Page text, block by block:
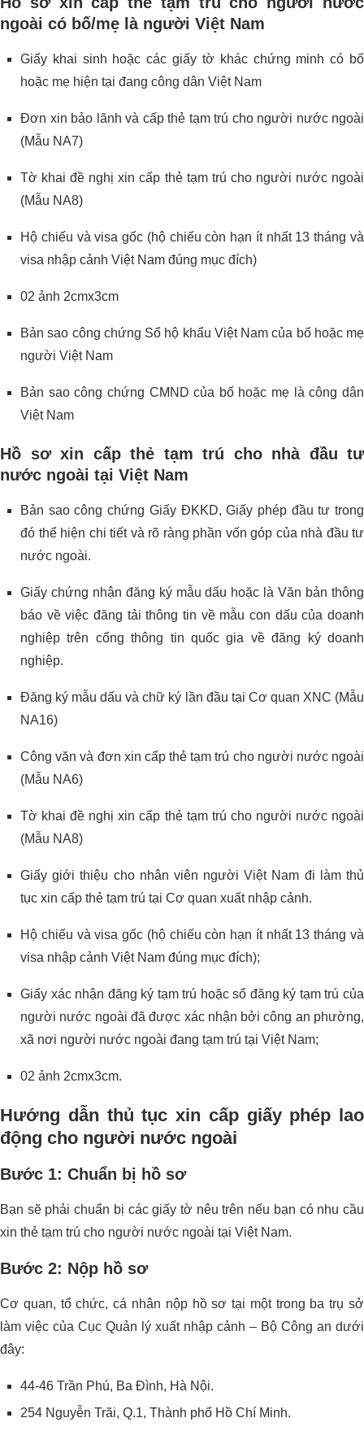
ngoài có bố/mẹ là người Việt Nam
Giấy khai sinh hoặc các giấy tờ khác chứng minh có bố
hoặc mẹ hiện tại đang công dân Việt Nam
Đơn xin bảo lãnh và cấp thẻ tạm trú cho người nước ngoài
(Mẫu NA7)
Tờ khai đề nghị xin cấp thẻ tạm trú cho người nước ngoài
(Mẫu NA8)
Hộ chiếu và visa gốc (hộ chiếu còn hạn ít nhất 13 tháng và
visa nhập cảnh Việt Nam đúng mục đích)
02 ảnh 2cmx3cm
Bản sao công chứng Sổ hộ khẩu Việt Nam của bố hoặc mẹ
người Việt Nam
Bản sao công chứng CMND của bố hoặc mẹ là công dân
Việt Nam
Hồ sơ xin cấp thẻ tạm trú cho nhà đầu tư
nước ngoài tại Việt Nam
Bản sao công chứng Giấy ĐKKD, Giấy phép đầu tư trong
đó thể hiện chi tiết và rõ ràng phần vốn góp của nhà đầu tư
nước ngoài.
Giấy chứng nhận đăng ký mẫu dấu hoặc là Văn bản thông
báo về việc đăng tải thông tin về mẫu con dấu của doanh
nghiệp trên cổng thông tin quốc gia về đăng ký doanh
nghiệp.
Đăng ký mẫu dấu và chữ ký lần đầu tại Cơ quan XNC (Mẫu
NA16)
Công văn và đơn xin cấp thẻ tạm trú cho người nước ngoài
(Mẫu NA6)
Tờ khai đề nghị xin cấp thẻ tạm trú cho người nước ngoài
(Mẫu NA8)
Giấy giới thiệu cho nhân viên người Việt Nam đi làm thủ
tục xin cấp thẻ tạm trú tại Cơ quan xuất nhập cảnh.
Hộ chiếu và visa gốc (hộ chiếu còn hạn ít nhất 13 tháng và
visa nhập cảnh Việt Nam đúng mục đích);
Giấy xác nhận đăng ký tạm trú hoặc sổ đăng ký tạm trú của
người nước ngoài đã được xác nhận bởi công an phường,
xã nơi người nước ngoài đang tạm trú tại Việt Nam;
02 ảnh 2cmx3cm.
Hướng dẫn thủ tục xin cấp giấy phép lao
động cho người nước ngoài
Bước 1: Chuẩn bị hồ sơ
Bạn sẽ phải chuẩn bị các giấy tờ nêu trên nếu bạn có nhu cầu
xin thẻ tạm trú cho người nước ngoài tại Việt Nam.
Bước 2: Nộp hồ sơ
Cơ quan, tổ chức, cá nhân nộp hồ sơ tại một trong ba trụ sở
làm việc của Cục Quản lý xuất nhập cảnh – Bộ Công an dưới
đây:
44-46 Trần Phú, Ba Đình, Hà Nội.
254 Nguyễn Trãi, Q.1, Thành phố Hồ Chí Minh.